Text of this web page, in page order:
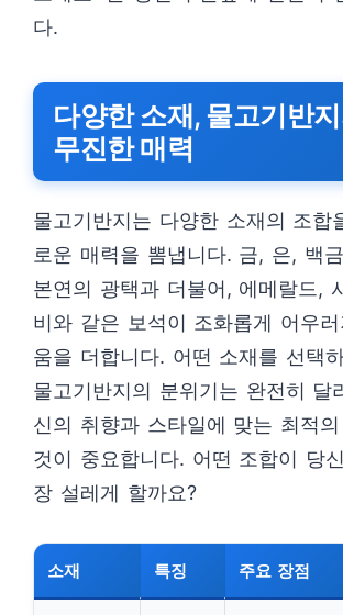
다.
다양한 소재, 물고기반
무진한 매력
물고기반지는 다양한 소재의 조합
로운 매력을 뽐냅니다. 금, 은, 백
본연의 광택과 더불어, 에메랄드,
비와 같은 보석이 조화롭게 어우
움을 더합니다. 어떤 소재를 선택
물고기반지의 분위기는 완전히 달
신의 취향과 스타일에 맞는 최적
것이 중요합니다. 어떤 조합이 당
장 설레게 할까요?
소재 특징 주요 장점